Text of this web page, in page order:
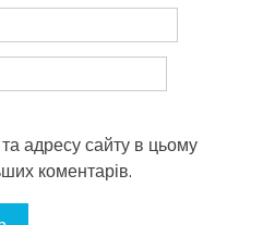
адресу сайту в цьому
коментарів.